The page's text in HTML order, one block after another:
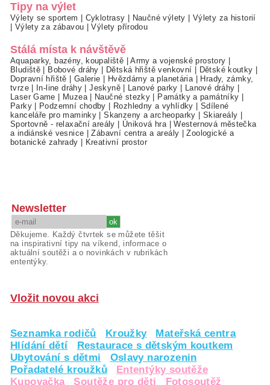
Tipy na výlet
Výlety se sportem Cyklotrasy Naučné výlety
Výlety za historií
Výlety za zábavou |Výlety přírodou
Stálá místa k návštěvě
Aquaparky, bazény, koupaliště |Army a vojenské prostory
Bludiště
Bobové dráhy Dětská hřiště venkovní Dětské koutky
Dopravní hřiště
Galerie Hvězdárny a planetária|
Hrady, zámky,
tvrze| In-line dráhy |Jeskyně| Lanové parky Lanové dráhy
Laser Game
Muzea| Naučné stezky Památky a památníky
Parky| Podzemní chodby Rozhledny a vyhlídky
Sdílené
kanceláře pro maminky |Skanzeny a archeoparky Skiareály
Sportovně - relaxační areály
Úniková hra|Westernová městečka
a indiánské vesnice |Zábavní centra a areály |Zoologické a
botanické zahrady
Kreativní prostor
Newsletter
Děkujeme. Každý čtvrtek se můžete těšit
na inspirativní tipy na víkend, informace o
aktuální soutěži a o novinkách v rubrikách
ententýky.
Vložit novou akci
Seznamka rodičů Kroužky
Mateřská centra
Hlídání dětí
Restaurace s dětským koutkem
Ubytování s dětmi
Oslavy narozenin
Pořadatelé kroužků
Ententýky soutěže
Kupovačka
Soutěže pro děti Fotosoutěž